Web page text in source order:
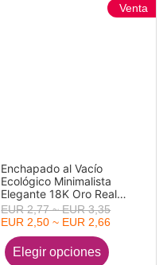
Enchapado al Vacío
Ecológico Minimalista
Elegante 18K Oro Real
Chapado 304 Acero
Inoxidable Forma de C
Tejido con Textura Aretes
de Aro Para Mujeres Fiesta
1 Par
Venta
EUR 2,77 ~ EUR 3,35
EUR 2,50 ~ EUR 2,66